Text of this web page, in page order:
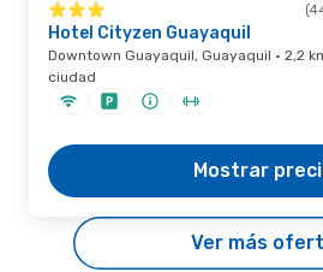
Hotel Cityzen Guayaquil
Downtown Guayaquil, Guayaquil · 2,2
ciudad
Mostrar
Ver más